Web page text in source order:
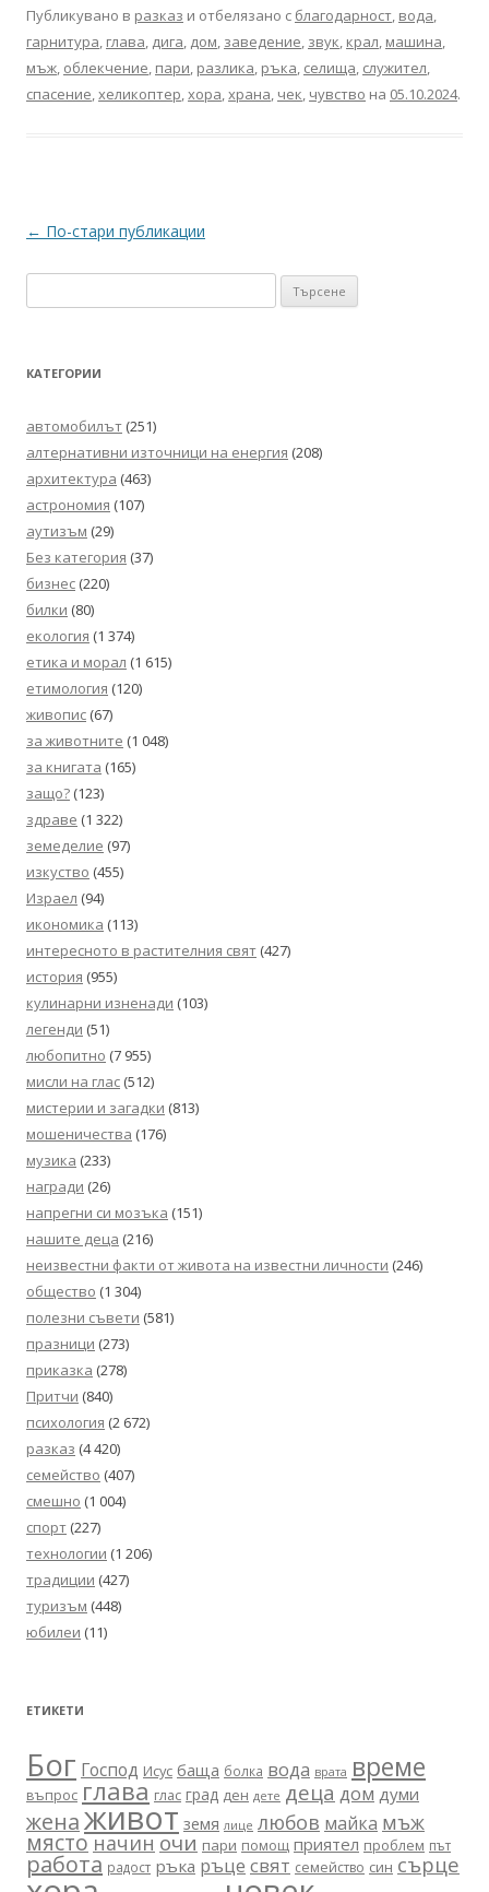
Публикувано в разказ и отбелязано с благодарност, вода,
гарнитура, глава, дига, дом, заведение, звук, крал, машина,
мъж, облекчение, пари, разлика, ръка, селища, служител,
спасение,хеликоптер,хора,храна, чек, чувство на 05.10.2024.
Навигация
← По-стари публикации
за:
КАТЕГОРИИ
автомобилът (251)
алтернативни източници на енергия (208)
архитектура (463)
астрономия (107)
аутизъм (29)
Без категория (37)
бизнес (220)
билки (80)
екология (1 374)
етика и морал (1 615)
етимология (120)
живопис (67)
за животните (1 048)
за книгата (165)
защо? (123)
здраве (1 322)
земеделие (97)
изкуство (455)
Израел (94)
икономика (113)
интересното в растителния свят (427)
история (955)
кулинарни изненади (103)
легенди (51)
любопитно (7 955)
мисли на глас (512)
мистерии и загадки (813)
мошеничества (176)
музика (233)
награди (26)
напрегни си мозъка (151)
нашите деца (216)
неизвестни факти от живота на известни личности (246)
общество (1 304)
полезни съвети (581)
празници (273)
приказка (278)
Притчи (840)
психология (2 672)
разказ (4 420)
семейство (407)
смешно (1 004)
спорт (227)
технологии (1 206)
традиции (427)
туризъм (448)
юбилеи (11)
ЕТИКЕТИ
Бог Господ Исус баща болка вода врата време
въпрос глава глас град ден дете деца дом думи
женаживот земя лице любов майка мъж
мястоначиночи пари помощ приятел проблем път
работа радост ръка ръце свят семейство син сърце